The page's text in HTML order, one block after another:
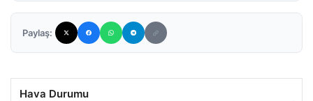
Paylaş:
Hava Durumu